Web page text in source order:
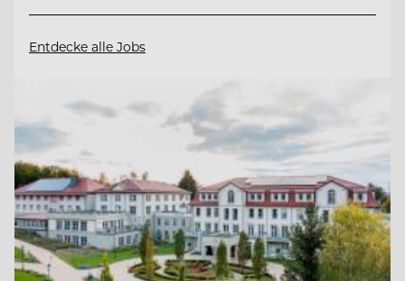
Entdecke alle Jobs